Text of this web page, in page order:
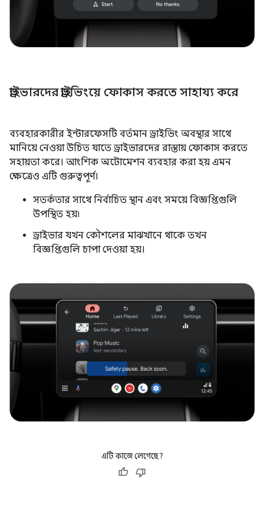
ড্রাইভারদের ড্রাইভিংয়ে ফোকাস করতে সাহায্য করে
ব্যবহারকারীর ইন্টারফেসটি বর্তমান ড্রাইভিং অবস্থার সাথে
মানিয়ে নেওয়া উচিত যাতে ড্রাইভারদের রাস্তায় ফোকাস করতে
সহায়তা করে। আংশিক অটোমেশন ব্যবহার করা হয় এমন
ক্ষেত্রেও এটি গুরুত্বপূর্ণ।
সতর্কতার সাথে নির্বাচিত স্থান এবং সময়ে বিজ্ঞপ্তিগুলি
উপস্থিত হয়৷
ড্রাইভার যখন কৌশলের মাঝখানে থাকে তখন
বিজ্ঞপ্তিগুলি চাপা দেওয়া হয়।
এটি কাজে লেগেছে?